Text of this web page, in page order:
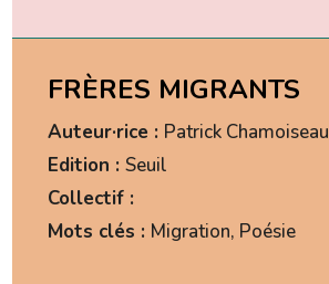
FRÈRES MIGRANTS
Auteur·rice : Patrick Chamoiseau
Edition :Seuil
Collectif :
Mots clés : Migration, Poésie